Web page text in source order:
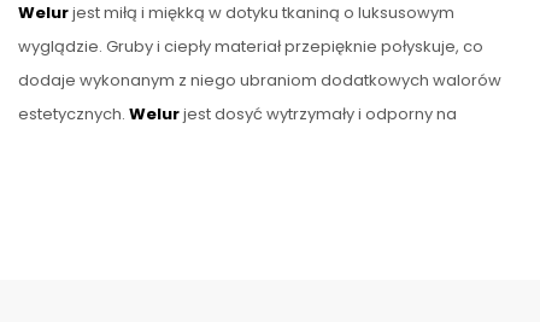
Welurjest miłą i miękką w dotyku tkaniną o luksusowym
wyglądzie. Gruby i ciepły materiał przepięknie połyskuje, co
dodaje wykonanym z niego ubraniom dodatkowych walorów
estetycznych. Welurjest dosyć wytrzymały i odporny na